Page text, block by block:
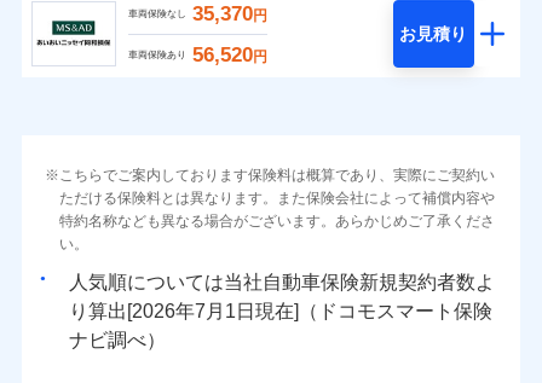
車両保険なし 35,370円
車両保険あり 56,520円
お見積り
こちらでご案内しております保険料は概算であり、実際にご契約い
ただける保険料とは異なります。また保険会社によって補償内容や
特約名称なども異なる場合がございます。あらかじめご了承くださ
い。
人気順については当社
新規契約者数よ
り算出[
年 月
日現在]（ドコモスマート保険
ナビ調べ）